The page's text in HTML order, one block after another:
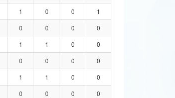
1 0 0
1
0 0 0
0
1 1 0
0
0 0 0
0
1 1 0
0
0 0 0
0